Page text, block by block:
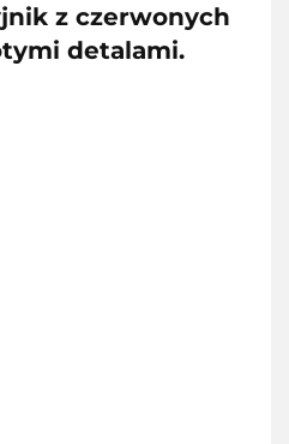
z czerwonych
detalami.